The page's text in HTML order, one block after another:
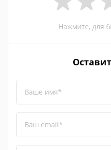
Нажмите, для
Ваше имя*
Ваш email*